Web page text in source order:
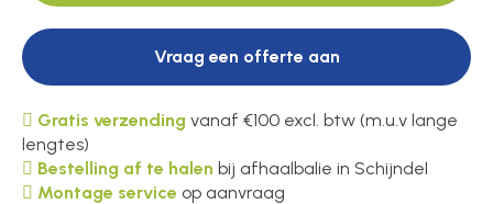
Over ons
Contact
Vraag een offerte aan
Gratis verzending vanaf €100 excl. btw (m.u.v lange
lengtes)
Bestelling af te halen bij afhaalbalie in Schijndel
Montage service op aanvraag